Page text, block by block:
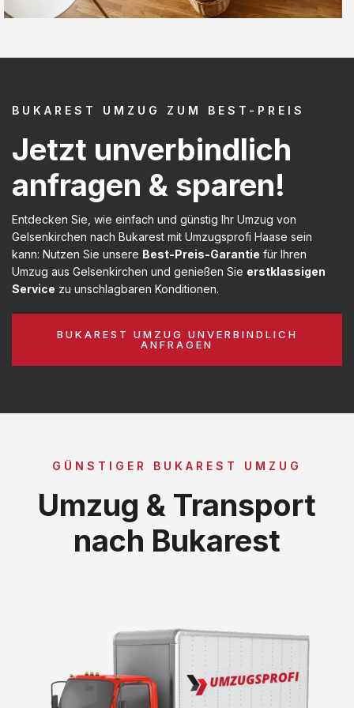
BUKAREST UMZUG ZUM BEST-PREIS
Jetzt unverbindlich
anfragen & sparen!
Entdecken Sie, wie einfach und günstig Ihr Umzug von
Gelsenkirchen nach Bukarest mit Umzugsprofi Haase sein
kann: Nutzen Sie unsere Best-Preis-Garantie für Ihren
Umzug aus Gelsenkirchen und genießen Sie erstklassigen
Service zu unschlagbaren Konditionen.
BUKAREST UMZUG UNVERBINDLICH
ANFRAGEN
GÜNSTIGER BUKAREST UMZUG
Umzug & Transport
nach Bukarest